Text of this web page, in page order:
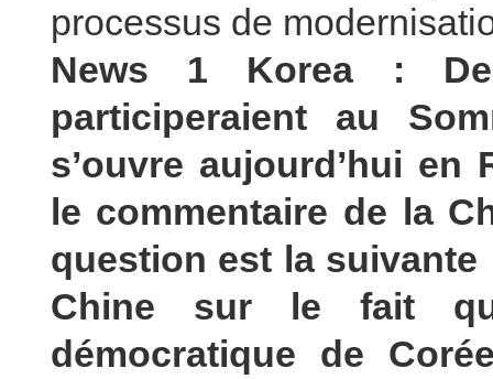
processus de
News 1 Korea :
participeraient au
s’ouvre aujourd’hui en
le commentaire de la
question est la
Chine sur le fait
démocratique de